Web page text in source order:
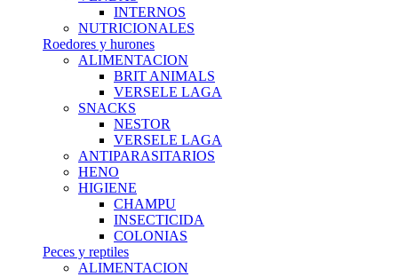
INTERNOS
NUTRICIONALES
Roedores y hurones
ALIMENTACION
BRIT ANIMALS
VERSELE LAGA
SNACKS
NESTOR
VERSELE LAGA
ANTIPARASITARIOS
HENO
HIGIENE
CHAMPU
INSECTICIDA
COLONIAS
Peces y reptiles
ALIMENTACION